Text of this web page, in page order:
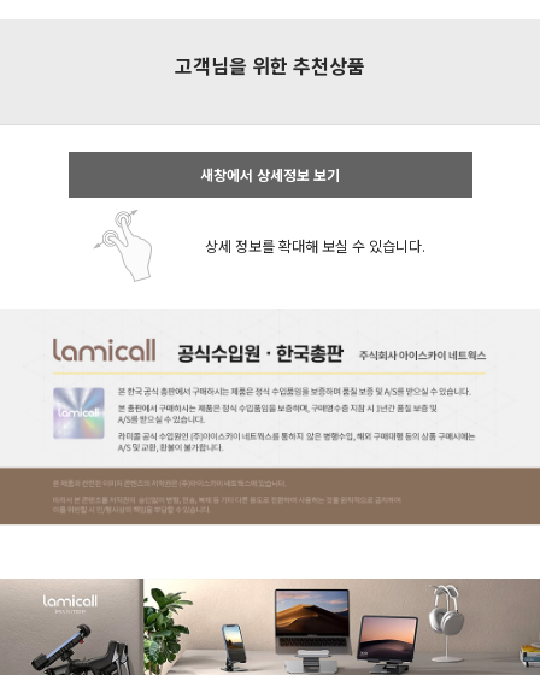
고객님을 위한 추천상품
새창에서 상세정보 보기
상세 정보를 확대해 보실 수 있습니다.